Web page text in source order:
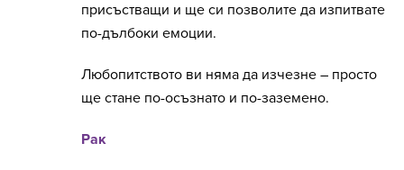
присъстващи и ще си позволите да изпитвате
по-дълбоки емоции.
Любопитството ви няма да изчезне – просто
ще стане по-осъзнато и по-заземено.
Рак